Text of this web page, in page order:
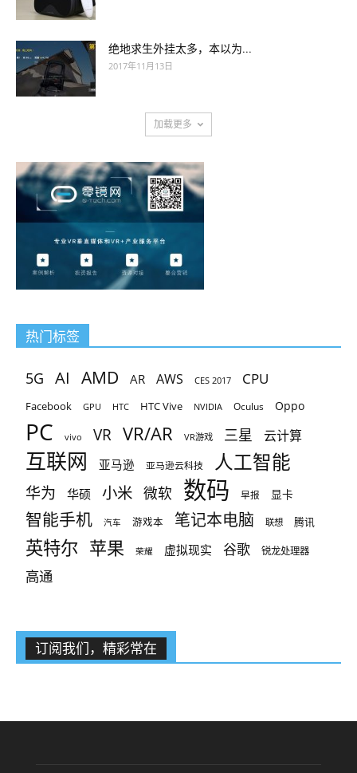
绝地求生外挂太多，本以为...
2017年11月13日
加载更多
热门标签
5G AI AMD AR AWS CES 2017 CPU
Facebook GPU HTC HTC Vive NVIDIA Oculus Oppo
PC vivo VR VR/AR VR游戏 三星 云计算
互联网 亚马逊 亚马逊云科技 人工智能
华为 华硕 小米 微软 数码 早报 显卡
智能手机 汽车 游戏本 笔记本电脑 联想 腾讯
英特尔 苹果 荣耀 虚拟现实 谷歌 锐龙处理器
高通
订阅我们，精彩常在